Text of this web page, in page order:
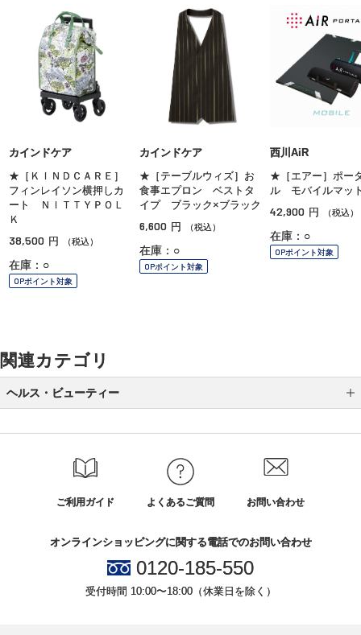
カインドケア
★［ＫＩＮＤＣＡＲＥ］
フィンレイソン横押しカ
ート ＮＩＴＴＹＰＯＬ
Ｋ
38,500 円 （税込）
在庫：○
OPポイント対象
カインドケア
★［テーブルウィズ］お
食事エプロン ベストタ
イプ ブラック×ブラック
6,600 円 （税込）
在庫：○
OPポイント対象
西川AiR
★［エアー］ポー
ル モバイルマッ
42,900 円 （税込）
在庫：○
OPポイント対象
関連カテゴリ
ヘルス・ビューティー
ご利用ガイド よくあるご質問 お問い合わせ
オンラインショッピングに関する電話でのお問い合わせ
0120-185-550
受付時間 10:00〜18:00（休業日を除く）